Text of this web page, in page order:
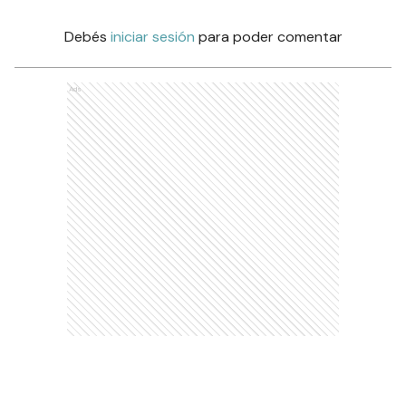
Debés iniciar sesión para poder comentar
Ads